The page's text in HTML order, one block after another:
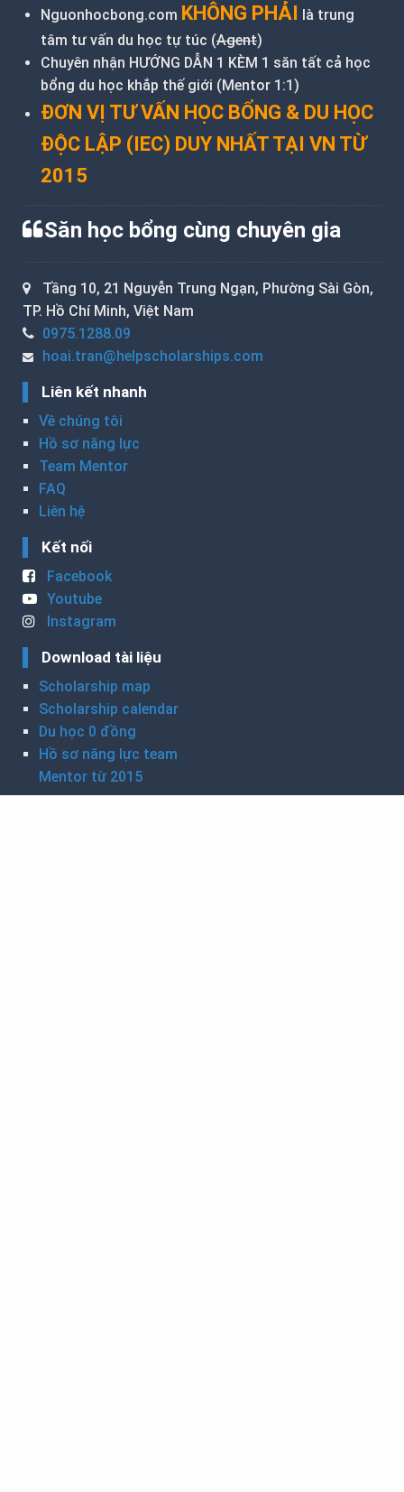
Nguonhocbong.com KHÔNG PHẢI là trung
tâm tư vấn du học tự túc (Agent)
Chuyên nhận HƯỚNG DẪN 1 KÈM 1 săn tất cả học
bổng du học khắp thế giới (Mentor 1:1)
ĐƠN VỊ TƯ VẤN HỌC BỔNG & DU HỌC
ĐỘC LẬP (IEC) DUY NHẤT TẠI VN TỪ
2015
Săn học bổng cùng chuyên gia
Tầng 10, 21 Nguyễn Trung Ngạn, Phường Sài Gòn,
TP. Hồ Chí Minh, Việt Nam
0975.1288.09
hoai.tran@helpscholarships.com
Liên kết nhanh
Về chúng tôi
Hồ sơ năng lực
Team Mentor
FAQ
Liên hệ
Kết nối
Facebook
Youtube
Instagram
Download tài liệu
Scholarship map
Scholarship calendar
Du học 0 đồng
Hồ sơ năng lực team
Mentor từ 2015